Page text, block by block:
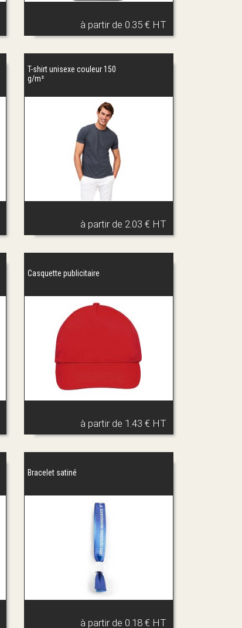
à partir de 0.35 € HT
T-shirt unisexe couleur 150
g/m²
à partir de 2.03 € HT
Casquette publicitaire
à partir de 1.43 € HT
Bracelet satiné
à partir de 0.18 € HT